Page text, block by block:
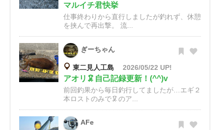
マルイチ君快挙
仕事終わりから直行しましたが釣れず、休憩
を挟んで再出撃。 流...
ぎーちゃん
東二見人工島 2026/05/22 UP!
アオリ🦑自己記録更新！(^^)v
前回釣果から毎日釣行してましたが…エギ２
本ロストのみで🦑のア...
AFe